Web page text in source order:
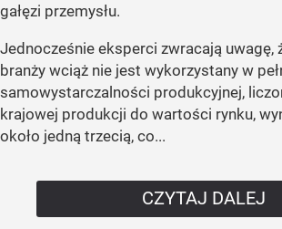
gałęzi przemysłu.
Jednocześnie eksperci zwracają uwagę,
branży wciąż nie jest wykorzystany w
samowystarczalności produkcyjnej,
krajowej produkcji do wartości rynku,
około jedną trzecią, co...
CZYTAJ DALEJ